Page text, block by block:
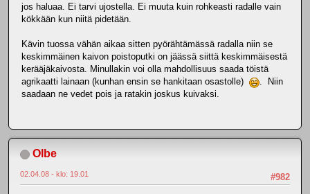
jos haluaa. Ei tarvi ujostella. Ei muuta kuin rohkeasti radalle vain
kökkään kun niitä pidetään.
Kävin tuossa vähän aikaa sitten pyörähtämässä radalla niin se
keskimmäinen kaivon poistoputki on jäässä siittä keskimmäisestä
kerääjäkaivosta. Minullakin voi olla mahdollisuus saada töistä
agrikaatti lainaan (kunhan ensin se hankitaan osastolle)
. Niin
saadaan ne vedet pois ja ratakin joskus kuivaksi.
Olbe
#982
02.04.08 - klo: 19.01